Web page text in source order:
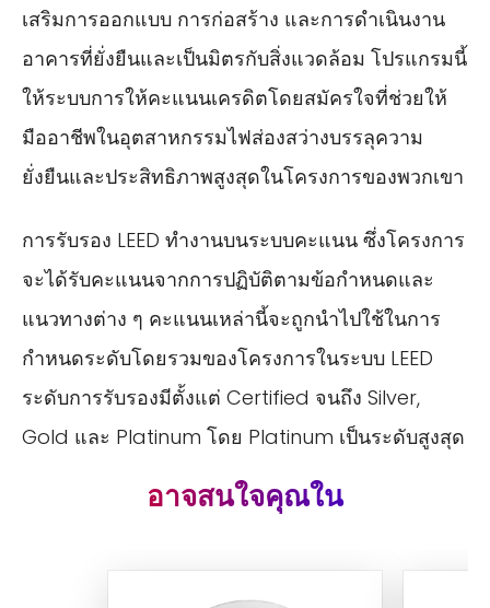
เสริมการออกแบบ การก่อสร้าง และการดำเนินงาน
อาคารที่ยั่งยืนและเป็นมิตรกับสิ่งแวดล้อม โปรแกรมนี้
ให้ระบบการให้คะแนนเครดิตโดยสมัครใจที่ช่วยให้
มืออาชีพในอุตสาหกรรมไฟส่องสว่างบรรลุความ
ยั่งยืนและประสิทธิภาพสูงสุดในโครงการของพวกเขา
การรับรอง LEED ทำงานบนระบบคะแนน ซึ่งโครงการ
จะได้รับคะแนนจากการปฏิบัติตามข้อกำหนดและ
แนวทางต่าง ๆ คะแนนเหล่านี้จะถูกนำไปใช้ในการ
กำหนดระดับโดยรวมของโครงการในระบบ LEED
ระดับการรับรองมีตั้งแต่ Certified จนถึง Silver,
Gold และ Platinum โดย Platinum เป็นระดับสูงสุด
อาจสนใจคุณใน